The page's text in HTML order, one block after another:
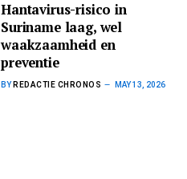
Hantavirus-risico in
Suriname laag, wel
waakzaamheid en
preventie
BY REDACTIE CHRONOS MAY 13, 2026